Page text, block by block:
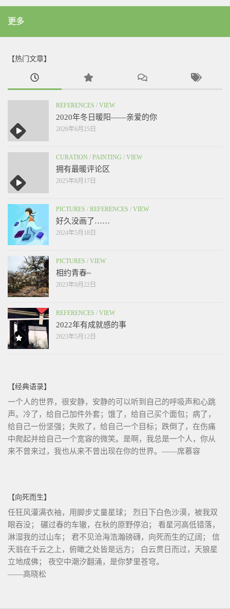
更多
【热门文章】
REFERENCES / VIEW
2020年冬日暖阳——亲爱的你
2026年6月25日
CURATION / PAINTING / VIEW
拥有最暖评论区
2025年8月17日
PICTURES / REFERENCES / VIEW
好久没画了……
2024年5月18日
PICTURES / VIEW
相约青春~
2023年9月22日
REFERENCES / VIEW
2022年有成就感的事
2023年5月12日
【经典语录】
一个人的世界，很安静，安静的可以听到自己的呼吸声和心跳
声。冷了，给自己加件外套；饿了，给自己买个面包；病了，
给自己一份坚强；失败了，给自己一个目标；跌倒了，在伤痛
中爬起并给自己一个宽容的微笑。是啊，我总是一个人，你从
来不曾来过，我也从来不曾出现在你的世界。——席慕容
【向死而生】
任狂风灌满衣袖，用脚步丈量星球； 烈日下白色沙漠，被我双
眼吞没； 碾过春的车辙，在秋的原野停泊； 看星河高低错落，
淋湿我的过山车； 君不见沧海浩瀚磅礴，向死而生的辽阔； 信
天翁在千云之上，俯瞰之处皆是远方； 白云贯日而过，天狼星
立地成佛； 夜空中潮汐翻涌，是你梦里苍穹。
——高晓松